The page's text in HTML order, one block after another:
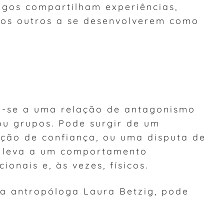
compartilham experiências,
outros a se desenvolverem como
a uma relação de antagonismo
grupos. Pode surgir de um
de confiança, ou uma disputa de
a um comportamento
e, às vezes, físicos.
antropóloga Laura Betzig, pode